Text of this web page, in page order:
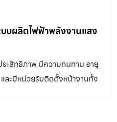
บผลิตไฟฟ้าพลังงานแสง
ะสิทธิภาพ มีความทนทาน อายุ
ละมีหน่วยรับติดตั้งหน้างานทั้ง